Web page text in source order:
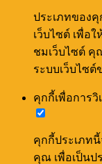
ประเภทของ
เว็บไซต์ เพื่อ
ชมเว็บไซต์ คุ
ระบบเว็บไซต์
คุกกี้เพื่อการวิ
คุกกี้ประเภท
คุณ เพื่อเป็นป